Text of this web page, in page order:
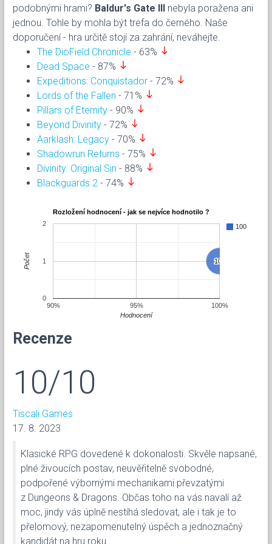
podobnými hrami? Baldur's Gate III nebyla poražena ani
jednou. Tohle by mohla být trefa do černého. Naše
doporučení - hra určitě stojí za zahrání, neváhejte.
The DioField Chronicle - 63% south
Dead Space - 87% south
Expeditions: Conquistador - 72% south
Lords of the Fallen - 71% south
Pillars of Eternity - 90% south
Beyond Divinity - 72% south
Aarklash: Legacy - 70% south
Shadowrun Returns - 75% south
Divinity: Original Sin - 88% south
Blackguards 2 - 74% south
Rozložení hodnocení - jak se nejvíce hodnotilo ?
100
100
100
90% 95% 100%
0
1
2
Hodnocení
Počet
Recenze
10/10
Tiscali Games
17. 8. 2023
Klasické RPG dovedené k dokonalosti. Skvěle napsané,
plné živoucích postav, neuvěřitelně svobodné,
podpořené výbornými mechanikami převzatými
z Dungeons & Dragons. Občas toho na vás navalí až
moc, jindy vás úplně nestíhá sledovat, ale i tak je to
přelomový, nezapomenutelný úspěch a jednoznačný
kandidát na hru roku.